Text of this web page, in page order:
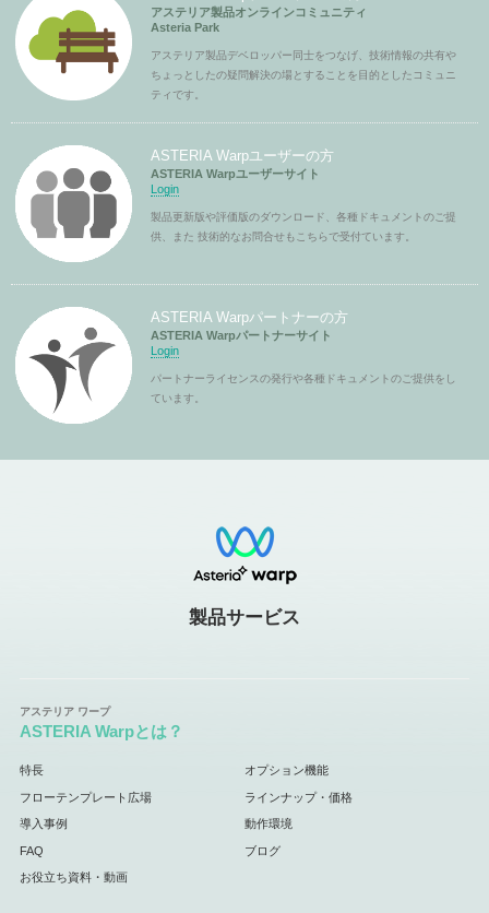
アステリア製品オンラインコミュニティ
Asteria Park
アステリア製品デベロッパー同士をつなげ、技術情報の共有や
ちょっとしたの疑問解決の場とすることを目的としたコミュニ
ティです。
ASTERIA Warpユーザーの方
ASTERIA Warpユーザーサイト
Login
製品更新版や評価版のダウンロード、各種ドキュメントのご提
供、また 技術的なお問合せもこちらで受付ています。
ASTERIA Warpパートナーの方
ASTERIA Warpパートナーサイト
Login
パートナーライセンスの発行や各種ドキュメントのご提供をし
ています。
製品サービス
ASTERIA Warpとは？
特長 オプション機能
フローテンプレート広場 ラインナップ・価格
導入事例 動作環境
FAQ ブログ
お役立ち資料・動画